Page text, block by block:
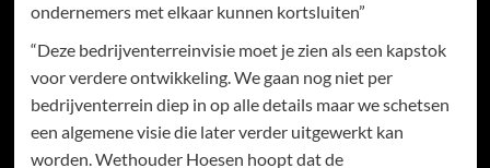
ondernemers met elkaar kunnen kortsluiten”
“Deze bedrijventerreinvisie moet je zien als een kapstok
voor verdere ontwikkeling. We gaan nog niet per
bedrijventerrein diep in op alle details maar we schetsen
een algemene visie die later verder uitgewerkt kan
worden. Wethouder Hoesen hoopt dat de